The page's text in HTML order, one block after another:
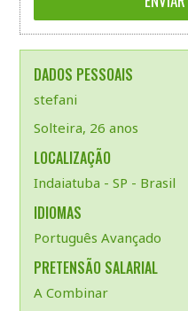
DADOS PESSOAIS
stefani
Solteira, 26 anos
LOCALIZAÇÃO
Indaiatuba - SP - Brasil
IDIOMAS
Português Avançado
PRETENSÃO SALARIAL
A Combinar